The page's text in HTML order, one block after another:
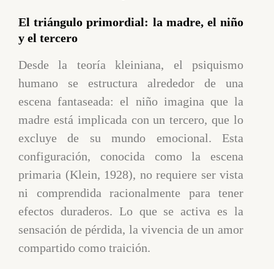
El triángulo primordial: la madre, el niño
y el tercero
Desde la teoría kleiniana, el psiquismo
humano se estructura alrededor de una
escena fantaseada: el niño imagina que la
madre está implicada con un tercero, que lo
excluye de su mundo emocional. Esta
configuración, conocida como la escena
primaria (Klein, 1928), no requiere ser vista
ni comprendida racionalmente para tener
efectos duraderos. Lo que se activa es la
sensación de pérdida, la vivencia de un amor
compartido como traición.